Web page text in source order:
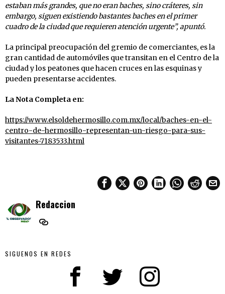
estaban más grandes, que no eran baches, sino cráteres, sin
embargo, siguen existiendo bastantes baches en el primer
cuadro de la ciudad que requieren atención urgente”, apuntó.
La principal preocupación del gremio de comerciantes, es la
gran cantidad de automóviles que transitan en el Centro de la
ciudad y los peatones que hacen cruces en las esquinas y
pueden presentarse accidentes.
La Nota Completa en:
https://www.elsoldehermosillo.com.mx/local/baches-en-el-
centro-de-hermosillo-representan-un-riesgo-para-sus-
visitantes-7183533.html
Redaccion
SIGUENOS EN REDES